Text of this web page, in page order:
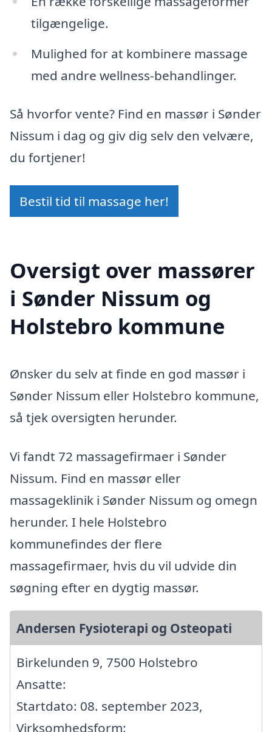
tilgængelige.
Mulighed for at kombinere massage
med andre wellness-behandlinger.
Så hvorfor vente? Find en massør i Sønder
Nissum i dag og giv dig selv den velvære,
du fortjener!
Bestil tid til massage her!
Oversigt over massører
i Sønder Nissum og
Holstebro kommune
Ønsker du selv at finde en god massør i
Sønder Nissum eller Holstebro kommune,
så tjek oversigten herunder.
Vi fandt 72 massagefirmaer i Sønder
Nissum. Find en massør eller
massageklinik i Sønder Nissum og omegn
herunder. I hele Holstebro
kommunefindes der flere
massagefirmaer, hvis du vil udvide din
søgning efter en dygtig massør.
Andersen Fysioterapi og Osteopati
Birkelunden 9, 7500 Holstebro
Ansatte:
Startdato: 08. september 2023,
Virksomhedsform: